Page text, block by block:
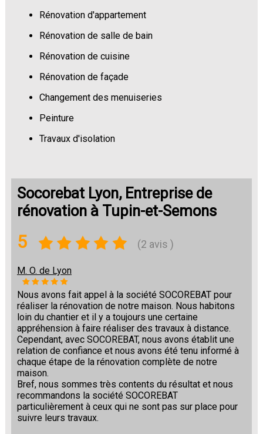
Rénovation d'appartement
Rénovation de salle de bain
Rénovation de cuisine
Rénovation de façade
Changement des menuiseries
Peinture
Travaux d'isolation
Socorebat Lyon, Entreprise de
rénovation à Tupin-et-Semons
5 (2 avis )
M. O. de Lyon
Nous avons fait appel à la société SOCOREBAT pour
réaliser la rénovation de notre maison. Nous habitons
loin du chantier et il y a toujours une certaine
appréhension à faire réaliser des travaux à distance.
Cependant, avec SOCOREBAT, nous avons établit une
relation de confiance et nous avons été tenu informé à
chaque étape de la rénovation complète de notre
maison.
Bref, nous sommes très contents du résultat et nous
recommandons la société SOCOREBAT
particulièrement à ceux qui ne sont pas sur place pour
suivre leurs travaux.